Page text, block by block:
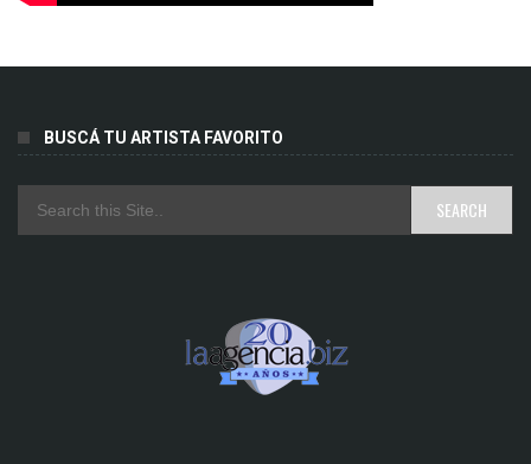
BUSCÁ TU ARTISTA FAVORITO